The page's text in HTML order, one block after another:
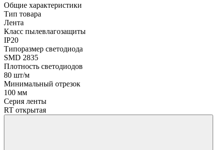
Общие характеристики
Тип товара
Лента
Класс пылевлагозащиты
IP20
Типоразмер светодиода
SMD 2835
Плотность светодиодов
80 шт/м
Минимальный отрезок
100 мм
Серия ленты
RT открытая